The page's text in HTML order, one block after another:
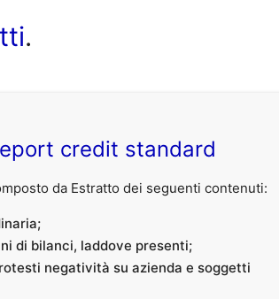
.
credit standard
da Estratto dei seguenti contenuti:
di bilanci, laddove presenti;
negatività su azienda e soggetti